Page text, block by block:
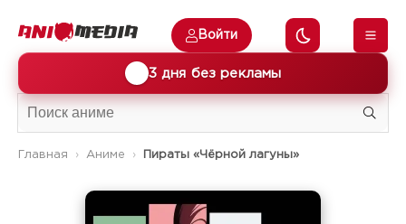
3 дня без рекламы
Войти
Главная Аниме Пираты «Чёрной лагуны»